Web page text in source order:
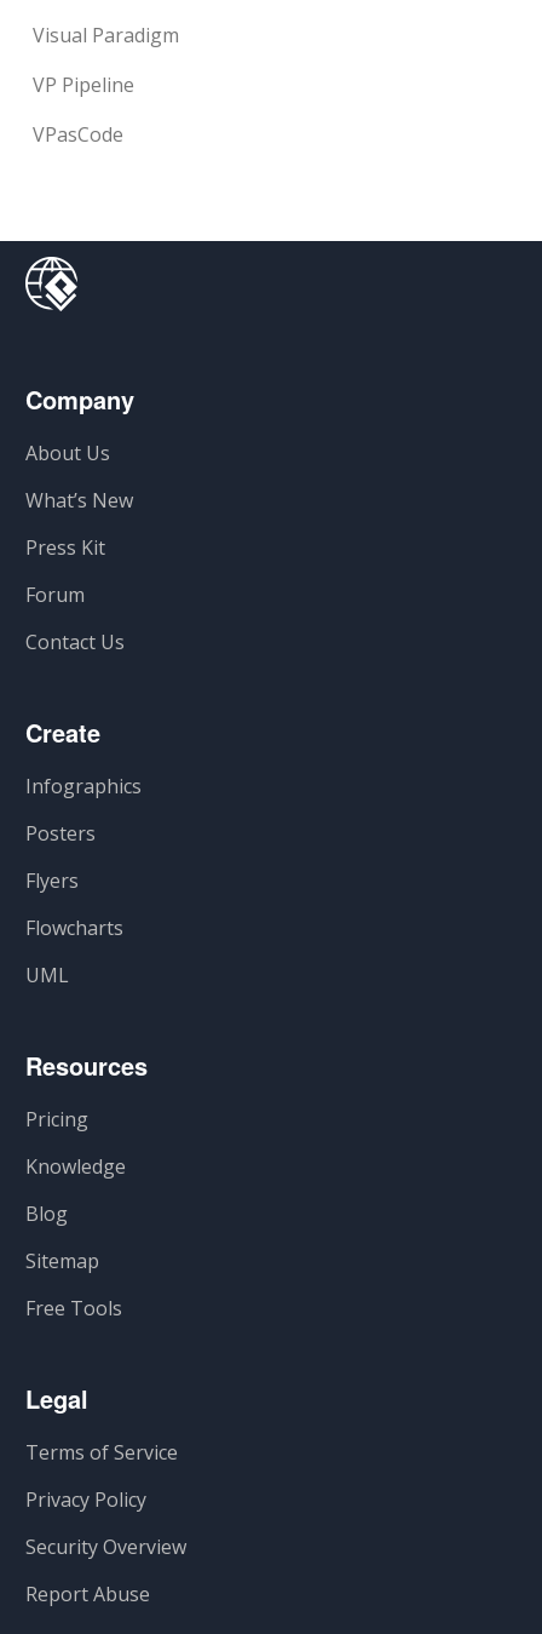
Visual Paradigm
VP Pipeline
VPasCode
Company
About Us
What’s New
Press Kit
Forum
Contact Us
Create
Infographics
Posters
Flyers
Flowcharts
UML
Resources
Pricing
Knowledge
Blog
Sitemap
Free Tools
Legal
Terms of Service
Privacy Policy
Security Overview
Report Abuse